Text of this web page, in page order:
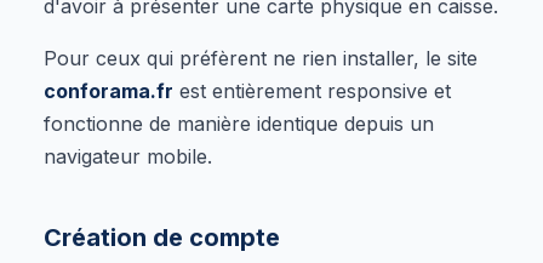
d'avoir à présenter une carte physique en caisse.
Pour ceux qui préfèrent ne rien installer, le site
conforama.fr est entièrement responsive et
fonctionne de manière identique depuis un
navigateur mobile.
Création de compte